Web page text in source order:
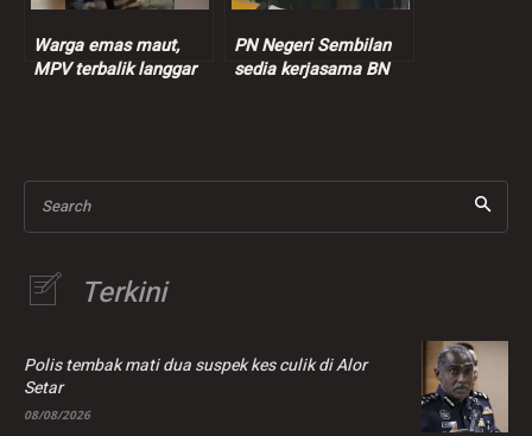
Warga emas maut,
MPV terbalik langgar
PN Negeri Sembilan
sedia kerjasama BN
Search
Terkini
Polis tembak mati dua suspek kes culik di Alor
Setar
08/08/2026